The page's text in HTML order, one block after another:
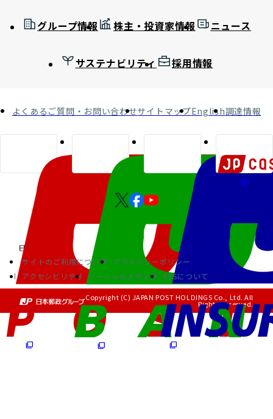
グループ情報 株主・投資家情報 ニュース
サステナビリティ 採用情報
よくあるご質問・お問い合わせサイトマップEnglish調達情報
サイトのご利用について
プライバシーポリシー
アクセシビリティ
ソーシャルメディア RSSについて
Copyright (C) JAPAN POST HOLDINGS Co., Ltd. All
Rights Reserved.